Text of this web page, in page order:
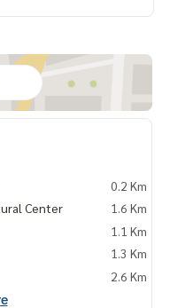
0.2 Km
Center
1.6 Km
1.1 Km
1.3 Km
2.6 Km